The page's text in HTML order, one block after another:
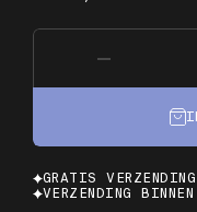
GRATIS
VERZENDING